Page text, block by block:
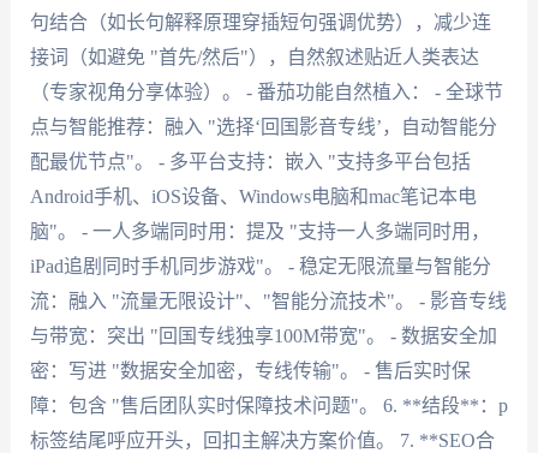
句结合（如长句解释原理穿插短句强调优势），减少连
接词（如避免 "首先/然后"），自然叙述贴近人类表达
（专家视角分享体验）。 - 番茄功能自然植入： - 全球节
点与智能推荐：融入 "选择‘回国影音专线’，自动智能分
配最优节点"。 - 多平台支持：嵌入 "支持多平台包括
Android手机、iOS设备、Windows电脑和mac笔记本电
脑"。 - 一人多端同时用：提及 "支持一人多端同时用，
iPad追剧同时手机同步游戏"。 - 稳定无限流量与智能分
流：融入 "流量无限设计"、"智能分流技术"。 - 影音专线
与带宽：突出 "回国专线独享100M带宽"。 - 数据安全加
密：写进 "数据安全加密，专线传输"。 - 售后实时保
障：包含 "售后团队实时保障技术问题"。 6. **结段**：p
标签结尾呼应开头，回扣主解决方案价值。 7. **SEO合